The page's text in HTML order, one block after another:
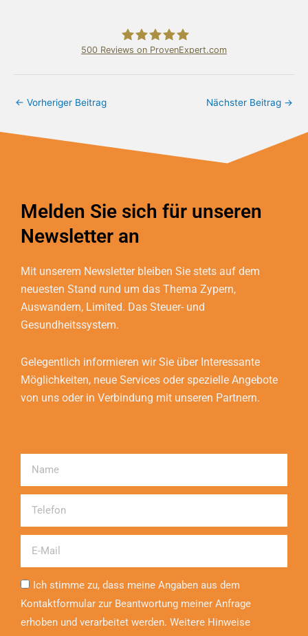
500 Reviews on ProvenExpert.com
← Vorheriger Beitrag Nächster Beitrag →
Melden Sie sich für unseren
Newsletter an
Mit unserem Newsletter bleiben Sie stets auf dem
neuesten Stand rund um das Thema Zypern,
Auswandern, Limited. Das Steuer- und
Gesundheitssystem.
Gelegentlich informieren wir Sie über Interessante
Möglichkeiten, neue Services oder spezielle Angebote
von uns oder in Verbindung mit unseren Partnern.
Telefon
Ich stimme zu, dass meine Angaben aus dem
Kontaktformular zur Beantwortung meiner Anfrage
erhoben und verarbeitet werden. Weitere Hinweise